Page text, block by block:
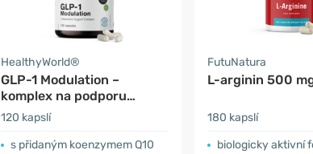
HealthyWorld®
GLP-1 Modulation –
komplex na podporu
metabolismu
120 kapslí
s přidaným koenzymem Q10
FutuNatura
L-arginin 500
180 kapslí
biologicky aktivní